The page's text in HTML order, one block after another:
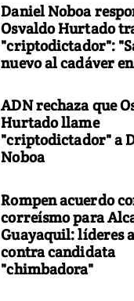
Daniel Noboa
Osvaldo Hurtado
"criptodictador":
nuevo al cadáver
ADN rechaza que
Hurtado llame
"criptodictador" a
Noboa
Rompen acuerdo
correísmo para
Guayaquil: líderes
contra candidata
"chimbadora"